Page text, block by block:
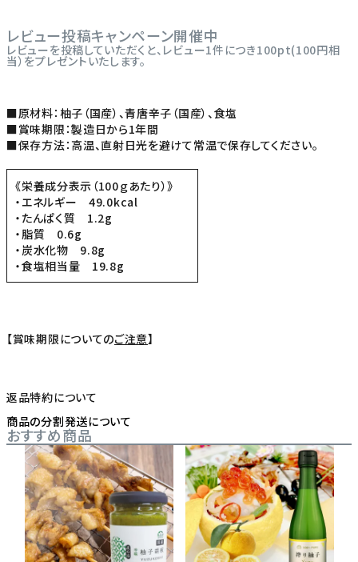
レビュー投稿キャンペーン開催中
レビューを投稿していただくと、レビュー1件につき100pt(100円相
当）をプレゼントいたします。
■原材料：柚子（国産）、青唐辛子（国産）、食塩
■賞味期限：製造日から1年間
■保存方法：高温、直射日光を避けて常温で保存してください。
《栄養成分表示（100ｇあたり）》
・エネルギー 49.0kcal
・たんぱく質 1.2g
・脂質 0.6g
・炭水化物 9.8g
・食塩相当量 19.8g
【賞味期限についてのご注意】
返品特約について
商品の分割発送について
おすすめ商品